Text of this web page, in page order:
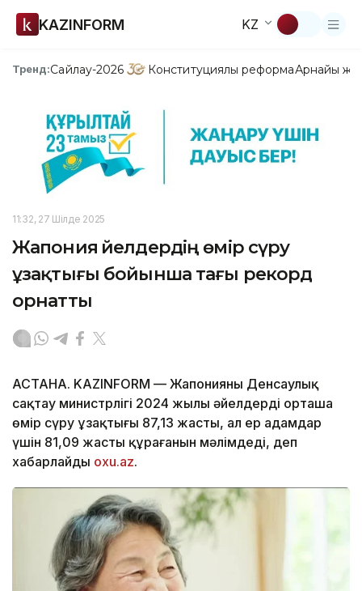
KAZINFORM KZ
Тренд:Сайлау-2026 Конституциялық реформаАрнайы
11:32, 27 Шілде 2025
Жапония әйелдердің өмір сүру
ұзақтығы бойынша тағы рекорд
орнатты
АСТАНА. KAZINFORM — Жапонияның Денсаулық
сақтау министрлігі 2024 жылы әйелдердің орташа
өмір сүру ұзақтығы 87,13 жасты, ал ер адамдар
үшін 81,09 жасты құрағанын мәлімдеді, деп
хабарлайды oxu.az.